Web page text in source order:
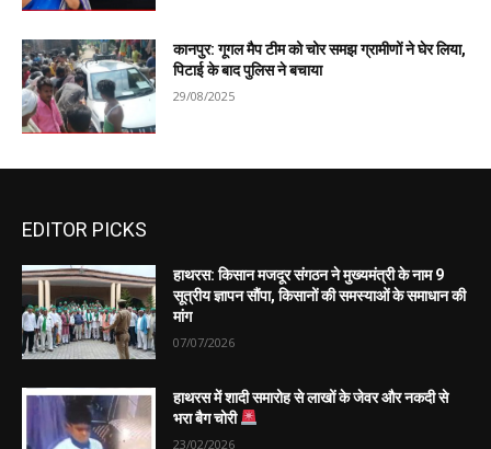
कानपुर: गूगल मैप टीम को चोर समझ ग्रामीणों ने घेर लिया,
पिटाई के बाद पुलिस ने बचाया
29/08/2025
EDITOR PICKS
हाथरस: किसान मजदूर संगठन ने मुख्यमंत्री के नाम 9
सूत्रीय ज्ञापन सौंपा, किसानों की समस्याओं के समाधान की
मांग
07/07/2026
हाथरस में शादी समारोह से लाखों के जेवर और नकदी से
भरा बैग चोरी
23/02/2026